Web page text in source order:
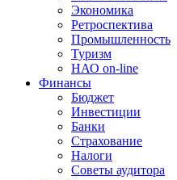
Экономика
Ретроспектива
Промышленность
Туризм
НАО on-line
Финансы
Бюджет
Инвестиции
Банки
Страхование
Налоги
Советы аудитора